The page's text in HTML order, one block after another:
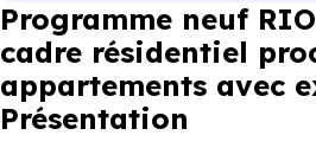
Programme neuf
cadre résidentiel
appartements avec
Présentation